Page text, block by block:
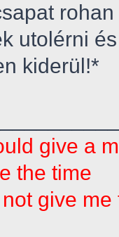
utolérni
kiderül!*
give a
the time
give